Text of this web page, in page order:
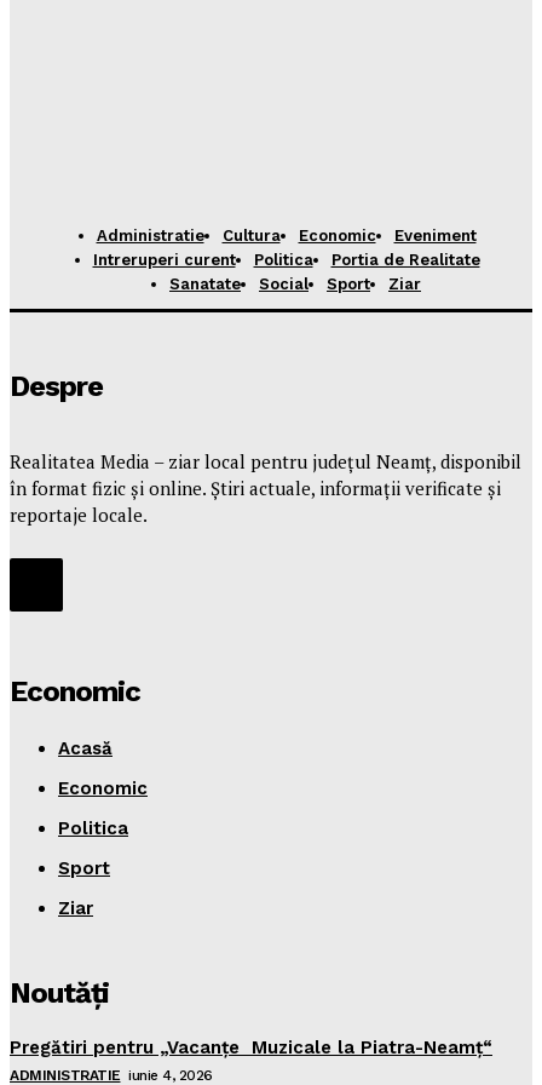
Administratie Cultura Economic
Eveniment
Intreruperi curent
Politica
Portia de Realitate
Sanatate
Social Sport Ziar
Despre
Realitatea Media – ziar local pentru județul Neamț, disponibil
în format fizic și online. Știri actuale, informații verificate și
reportaje locale.
Economic
Acasă
Economic
Politica
Sport
Ziar
Noutăţi
Pregătiri pentru „Vacanţe Muzicale la Piatra-Neamţ“
ADMINISTRATIE iunie 4, 2026